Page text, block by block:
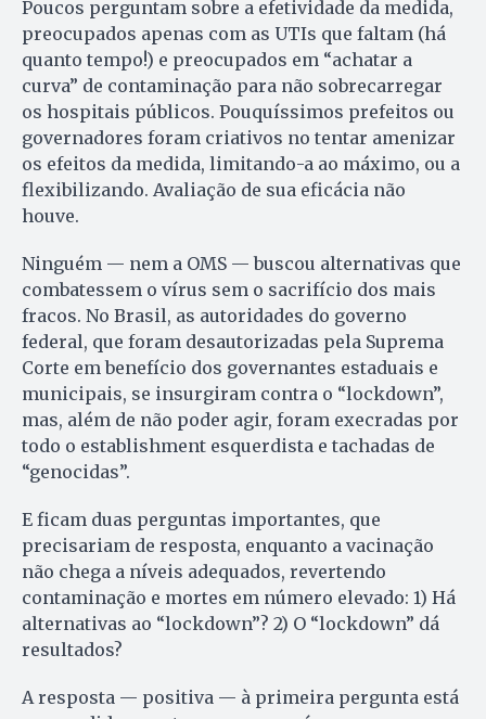
Poucos perguntam sobre a efetividade da medida,
preocupados apenas com as UTIs que faltam (há
quanto tempo!) e preocupados em “achatar a
curva” de contaminação para não sobrecarregar
os hospitais públicos. Pouquíssimos prefeitos ou
governadores foram criativos no tentar amenizar
os efeitos da medida, limitando-a ao máximo, ou a
flexibilizando. Avaliação de sua eficácia não
houve.
Ninguém — nem a OMS — buscou alternativas que
combatessem o vírus sem o sacrifício dos mais
fracos. No Brasil, as autoridades do governo
federal, que foram desautorizadas pela Suprema
Corte em benefício dos governantes estaduais e
municipais, se insurgiram contra o “lockdown”,
mas, além de não poder agir, foram execradas por
todo o establishment esquerdista e tachadas de
“genocidas”.
E ficam duas perguntas importantes, que
precisariam de resposta, enquanto a vacinação
não chega a níveis adequados, revertendo
contaminação e mortes em número elevado: 1) Há
alternativas ao “lockdown”? 2) O “lockdown” dá
resultados?
A resposta — positiva — à primeira pergunta está